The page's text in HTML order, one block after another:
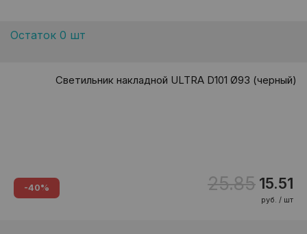
Остаток 0 шт
Светильник накладной ULTRA D101 Ø93 (черный)
-40% 25.85 15.51
руб. / шт